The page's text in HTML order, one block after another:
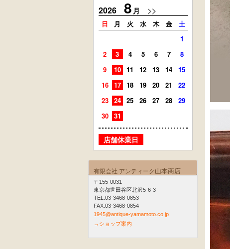
2026 8 月 >>
日 月 火 水 木 金
土
1
2
3 4 5 6 7
8
9
10 11 12 13 14
15
16
17 18 19 20 21
22
23
24 25 26 27 28
29
30
31
店舗休業日
2026
28
有限会社 アンティーク 山本商店
〒155-0031
東京都世田谷区北沢5-6-3
TEL.03-3468-0853
FAX.03-3468-0854
1945@antique-yamamoto.co.jp
→ショップ案内